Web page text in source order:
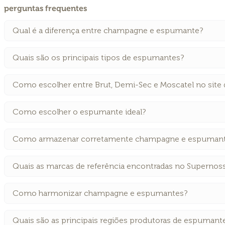
perguntas frequentes
Qual é a diferença entre champagne e espumante?
Quais são os principais tipos de espumantes?
Como escolher entre Brut, Demi-Sec e Moscatel no site
Como escolher o espumante ideal?
Como armazenar corretamente champagne e
Quais as marcas de referência encontradas no
Como harmonizar champagne e espumantes?
Quais são as principais regiões produtoras de